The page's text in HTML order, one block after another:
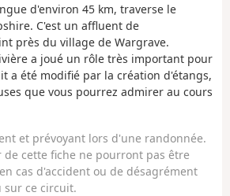
d'environ 45 km, traverse le
C'est un affluent de
près du village de Wargrave.
a joué un rôle très important pour
a été modifié par la création d'étangs,
que vous pourrez admirer au cours
et prévoyant lors d'une randonnée.
de cette fiche ne pourront pas être
cas d'accident ou de désagrément
sur ce circuit.